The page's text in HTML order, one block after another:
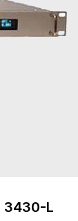
3430-L